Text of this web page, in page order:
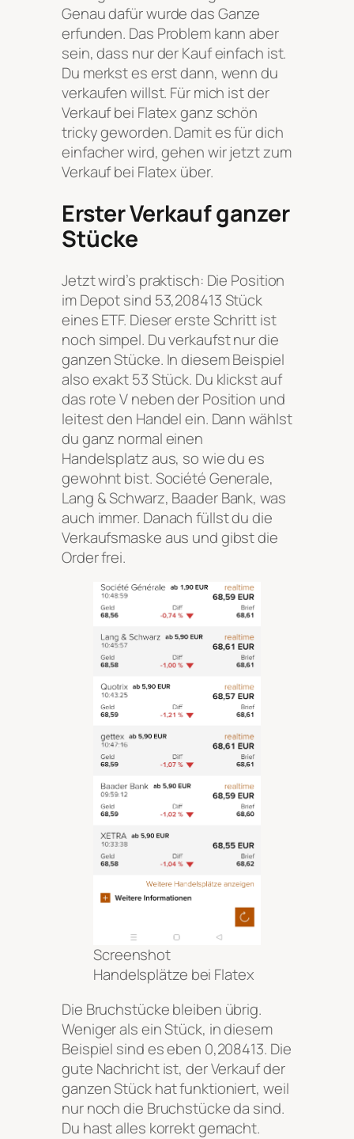
Genau dafür wurde das Ganze
erfunden. Das Problem kann aber
sein, dass nur der Kauf einfach ist.
Du merkst es erst dann, wenn du
verkaufen willst. Für mich ist der
Verkauf bei Flatex ganz schön
tricky geworden. Damit es für dich
einfacher wird, gehen wir jetzt zum
Verkauf bei Flatex über.
Erster Verkauf ganzer
Stücke
Jetzt wird’s praktisch: Die Position
im Depot sind 53,208413 Stück
eines ETF. Dieser erste Schritt ist
noch simpel. Du verkaufst nur die
ganzen Stücke. In diesem Beispiel
also exakt 53 Stück. Du klickst auf
das rote V neben der Position und
leitest den Handel ein. Dann wählst
du ganz normal einen
Handelsplatz aus, so wie du es
gewohnt bist. Société Generale,
Lang & Schwarz, Baader Bank, was
auch immer. Danach füllst du die
Verkaufsmaske aus und gibst die
Order frei.
Screenshot
Handelsplätze bei Flatex
Die Bruchstücke bleiben übrig.
Weniger als ein Stück, in diesem
Beispiel sind es eben 0,208413. Die
gute Nachricht ist, der Verkauf der
ganzen Stück hat funktioniert, weil
nur noch die Bruchstücke da sind.
Du hast alles korrekt gemacht.